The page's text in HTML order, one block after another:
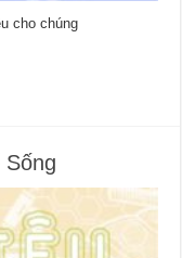
cho chúng